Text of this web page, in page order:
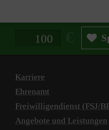
Spendenbetrag in Euro
Karriere
Ehrenamt
Freiwilligendienst (FSJ/
Angebote und Leistungen